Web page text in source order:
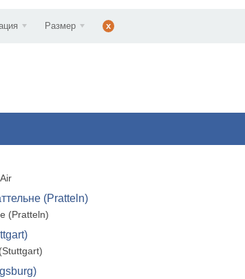
Размер x
(Pratteln)
(Pratteln)